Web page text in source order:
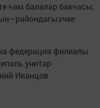
һәм балалар бакчасы,
федерация филиалы
унитар
Иванцов